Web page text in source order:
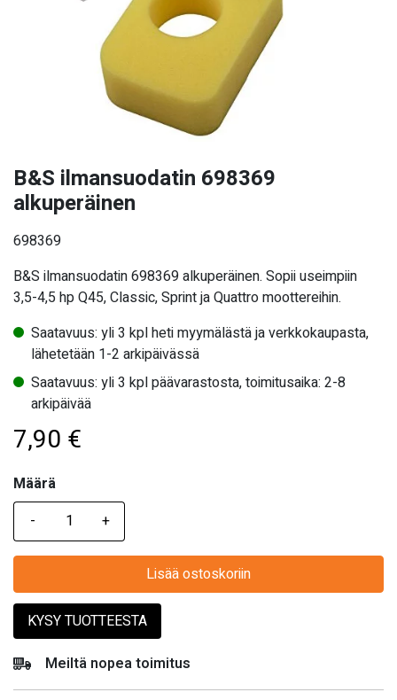
B&S ilmansuodatin 698369
alkuperäinen
698369
B&S ilmansuodatin 698369 alkuperäinen. Sopii useimpiin
3,5-4,5 hp Q45, Classic, Sprint ja Quattro moottereihin.
Saatavuus: yli 3 kpl heti myymälästä ja verkkokaupasta,
lähetetään 1-2 arkipäivässä
Saatavuus: yli 3 kpl päävarastosta, toimitusaika: 2-8
arkipäivää
7,90 €
Määrä
Määrä
Lisää ostoskoriin
KYSY TUOTTEESTA
Meiltä nopea toimitus